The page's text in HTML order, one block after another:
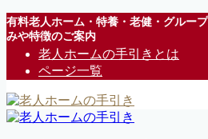
有料老人ホーム・特養・老健・グルー
みや特徴のご案内
老人ホームの手引きとは
ページ一覧